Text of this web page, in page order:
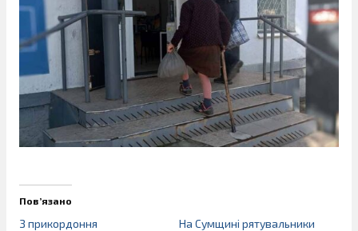
Пов’язано
З прикордоння
На Сумщині рятувальники